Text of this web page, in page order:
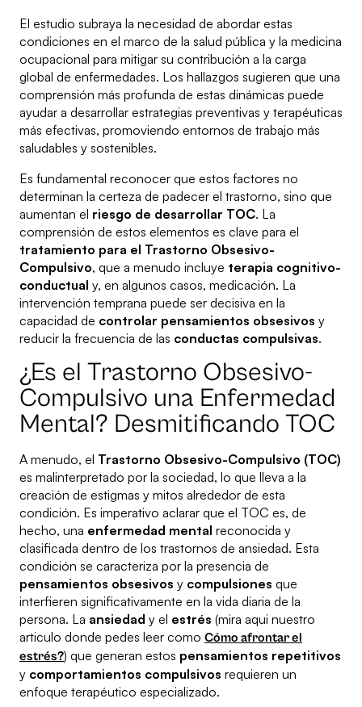
El estudio subraya la necesidad de abordar estas
condiciones en el marco de la salud pública y la medicina
ocupacional para mitigar su contribución a la carga
global de enfermedades. Los hallazgos sugieren que una
comprensión más profunda de estas dinámicas puede
ayudar a desarrollar estrategias preventivas y terapéuticas
más efectivas, promoviendo entornos de trabajo más
saludables y sostenibles.
Es fundamental reconocer que estos factores no
determinan la certeza de padecer el trastorno, sino que
aumentan el riesgo de desarrollar TOC. La
comprensión de estos elementos es clave para el
tratamiento para el Trastorno Obsesivo-
Compulsivo, que a menudo incluye terapia cognitivo-
conductual y, en algunos casos, medicación. La
intervención temprana puede ser decisiva en la
capacidad de controlar pensamientos obsesivos y
reducir la frecuencia de las conductas compulsivas.
¿Es el Trastorno Obsesivo-
Compulsivo una Enfermedad
Mental? Desmitificando TOC
A menudo, el Trastorno Obsesivo-Compulsivo (TOC)
es malinterpretado por la sociedad, lo que lleva a la
creación de estigmas y mitos alrededor de esta
condición. Es imperativo aclarar que el TOC es, de
hecho, una enfermedad mental reconocida y
clasificada dentro de los trastornos de ansiedad. Esta
condición se caracteriza por la presencia de
pensamientos obsesivos y compulsiones que
interfieren significativamente en la vida diaria de la
persona. La ansiedad y el estrés (mira aqui nuestro
articulo donde pedes leer como Cómo afrontar el
estrés?) que generan estos pensamientos repetitivos
y comportamientos compulsivos requieren un
enfoque terapéutico especializado.